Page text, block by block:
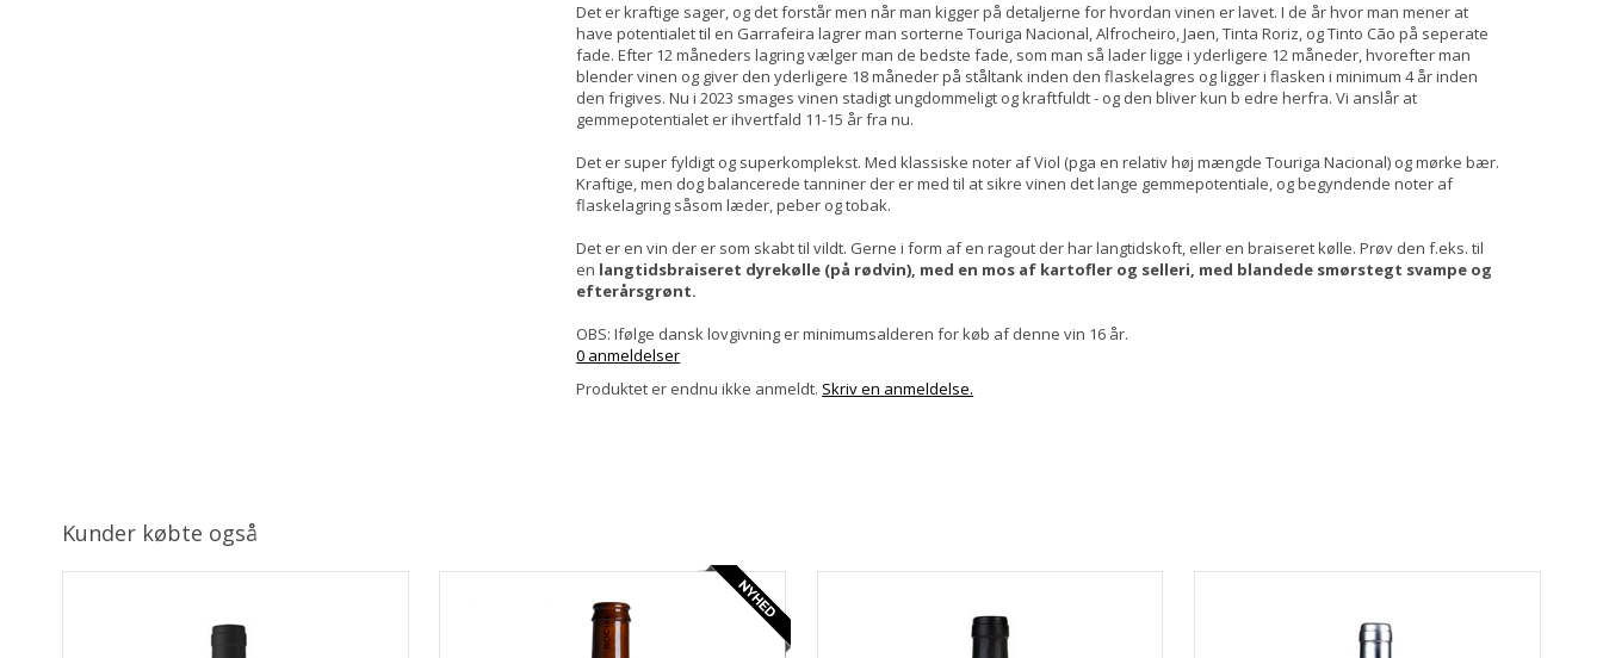
Det er kraftige sager, og det forstår men når man kigger på detaljerne for hvordan vinen er lavet. I de år hvor man mener at
have potentialet til en Garrafeira lagrer man sorterne Touriga Nacional, Alfrocheiro, Jaen, Tinta Roriz, og Tinto Cão på seperate
fade. Efter 12 måneders lagring vælger man de bedste fade, som man så lader ligge i yderligere 12 måneder, hvorefter man
blender vinen og giver den yderligere 18 måneder på ståltank inden den flaskelagres og ligger i flasken i minimum 4 år inden
den frigives. Nu i 2023 smages vinen stadigt ungdommeligt og kraftfuldt - og den bliver kun b edre herfra. Vi anslår at
gemmepotentialet er ihvertfald 11-15 år fra nu.
Det er super fyldigt og superkomplekst. Med klassiske noter af Viol (pga en relativ høj mængde Touriga Nacional) og mørke bær.
Kraftige, men dog balancerede tanniner der er med til at sikre vinen det lange gemmepotentiale, og begyndende noter af
flaskelagring såsom læder, peber og tobak.
Det er en vin der er som skabt til vildt. Gerne i form af en ragout der har langtidskoft, eller en braiseret kølle. Prøv den f.eks. til
en langtidsbraiseret dyrekølle (på rødvin), med en mos af kartofler og selleri, med blandede smørstegt svampe og
efterårsgrønt.
OBS: Ifølge dansk lovgivning er minimumsalderen for køb af denne vin 16 år.
0 anmeldelser
Produktet er endnu ikke anmeldt. Skriv en anmeldelse.
Kunder købte også